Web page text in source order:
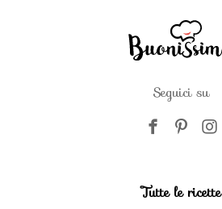
Seguici su
Tutte le ricette